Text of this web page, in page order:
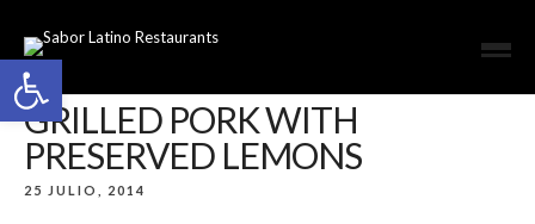
Open toolbar
GRILLED PORK WITH
PRESERVED LEMONS
25 JULIO, 2014